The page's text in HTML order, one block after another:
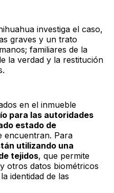
investiga el caso,
graves y un trato
familiares de la
la verdad y la restitución
en el inmueble
para las autoridades
estado de
encuentran. Para
utilizando una
tejidos, que permite
otros datos biométricos
identidad de las